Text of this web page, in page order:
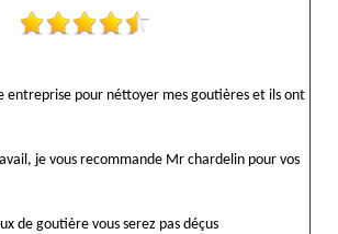
entreprise pour néttoyer mes goutières et ils ont
je vous recommande Mr chardelin pour vos
de goutière vous serez pas déçus